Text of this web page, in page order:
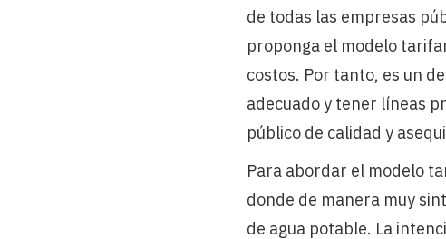
de todas las empresas
proponga el modelo
costos. Por tanto, es un
adecuado y tener líneas
público de calidad y
Para abordar el modelo
donde de manera muy
de agua potable. La